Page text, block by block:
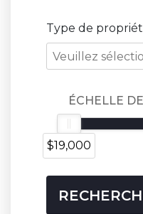
Type de
ÉCHELLE
$19,000